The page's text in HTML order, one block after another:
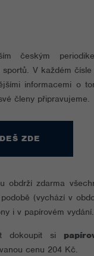
českým
V každém
informacemi o
členy připravujeme.
ZDE
obdrží zdarma
podobě (vychází v
i v papírovém vydání.
dokoupit si
cenu 204 Kč.